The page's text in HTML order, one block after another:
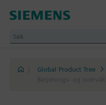
Global Product Tree
Betjenings- og